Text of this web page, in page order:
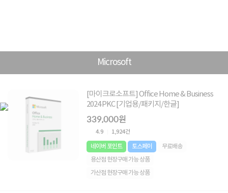
Microsoft
[마이크로소프트] Office Home & Business
2024 PKC [기업용/패키지/한글]
339,000원
4.9 1,924건
네이버 포인트 토스페이
무료배송
용산점 현장구매 가능 상품
가산점 현장구매 가능 상품